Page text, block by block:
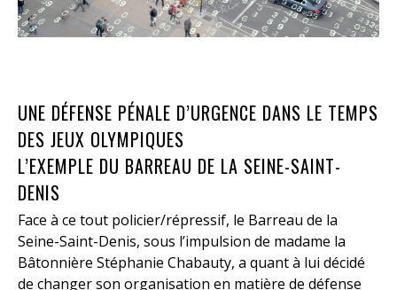
UNE DÉFENSE PÉNALE D’URGENCE DANS LE TEMPS
DES JEUX OLYMPIQUES
L’EXEMPLE DU BARREAU DE LA SEINE-SAINT-
DENIS
Face à ce tout policier/répressif, le Barreau de la
Seine-Saint-Denis, sous l’impulsion de madame la
Bâtonnière Stéphanie Chabauty, a quant à lui décidé
de changer son organisation en matière de défense